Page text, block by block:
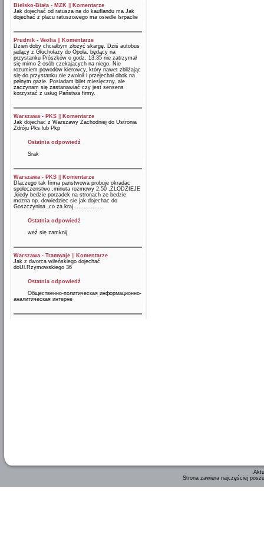
Bielsko-Biała - MZK
Komentarze
Jak dojechać od ratusza na do kauflandu ma Jak
dojechać z placu ratuszowego ma osiedle lsrpaclie
Prudnik - Veolia
Komentarze
Dzień doby chciałbym złożyć skargę. Dziś autobus
jadący z Głuchołazy do Opola, będący na
przystanku Prószków o godz. 13:35 nie zatrzymał
się mimo 2 osób czekajacych na niego. Nie
rozumiem powodów kierowcy, który nawet zbliżając
się do przystanku nie zwolnił i przejechał obok na
pełnym gazie. Posiadam bilet miesięczny, ale
zaczynam się zastanawiać czy jest sensens
korzystać z usług Państwa firmy.
Warszawa - PKS
Komentarze
Jak dojechac z Warszawy Zachodniej do Ustronia
Zdróju Pks lub Pkp
Ostatnia odpowiedź
Srak
Warszawa - PKS
Komentarze
Dlaczego tak firma panstwowa probuje okradac
spoleczenstwo ,minuta rozmowy 2.50 ,ZLODZIEJE
,kiedy bedzie porzadek na stronach ze bedzie
mozna np. dowiedziec sie jak dojechac do
Goszczynina ,co za kraj ................
Ostatnia odpowiedź
weź się zamknij
Warszawa - Tramwaje
Komentarze
Jak z dworca wileńskiego dojechać
doUl.Rzymowskiego 36
Ostatnia odpowiedź
Общественно-политическая информационно-
аналитическая интерне
Strona zawiera najczęściej